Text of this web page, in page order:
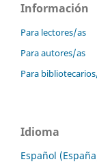
Información
Para lectores/as
Para autores/as
Para
Idioma
Español